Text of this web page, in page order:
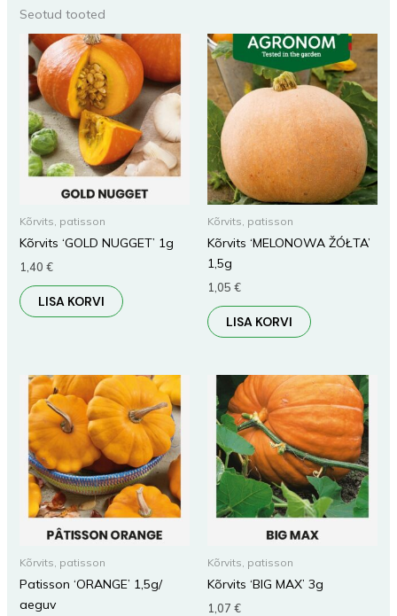
Seotud tooted
Kõrvits, patisson
Kõrvits ‘GOLD NUGGET’ 1g
1,40 €
LISA KORVI
Kõrvits, patisson
Kõrvits ‘MELONOWA ŽÓŁTA’
1,5g
1,05 €
LISA KORVI
Kõrvits, patisson
Patisson ‘ORANGE’ 1,5g/
aeguv
Kõrvits, patisson
Kõrvits ‘BIG MAX’ 3g
1,07 €